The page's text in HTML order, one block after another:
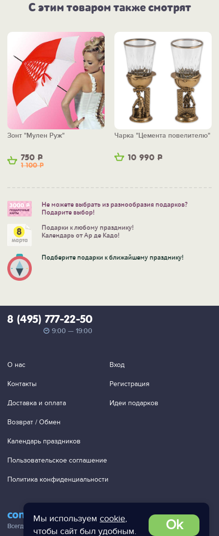
Мы используем cookie,
чтобы сайт был удобным.
Ok
С этим товаром также смотрят
750 Р
1 100Р
Зонт "Мулен Руж"
10 990 Р
Чарка "Цемента повелителю"
Не можете выбрать из разнообразия подарков?
Подарите выбор!
Подарки к любому празднику!
Календарь от Ар де Кадо!
Подберите подарки к ближайшему празднику!
contact@ac-studio.ru
Всегда отвечаем на ваши письма!
8 (495) 777-22-50
9:00 — 19:00
О нас
Контакты
Доставка и оплата
Возврат / Обмен
Календарь праздников
Пользовательское соглашение
Политика конфиденциальности
Вход
Регистрация
Идеи подарков